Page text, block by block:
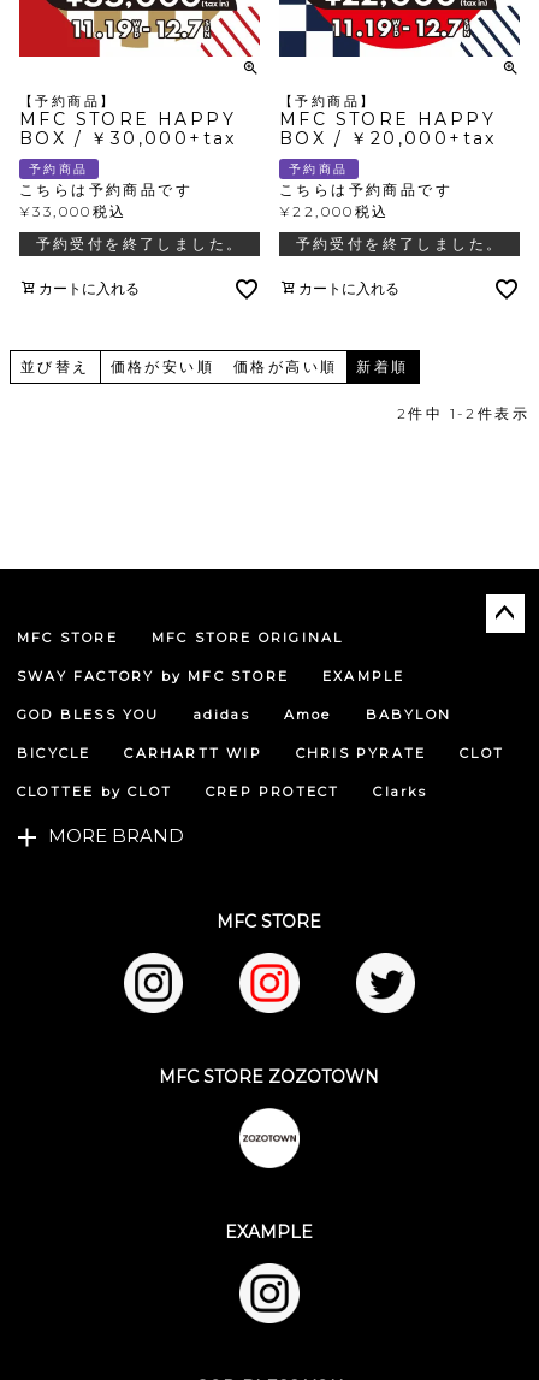
【予約商品】
MFC STORE HAPPY
BOX / ￥30,000+tax
予約商品
こちらは予約商品です
¥33,000 税込
予約受付を終了しました。
カートに入れる
【予約商品】
MFC STORE HAPPY
BOX / ￥20,000+tax
予約商品
こちらは予約商品です
¥22,000 税込
予約受付を終了しました。
カートに入れる
並び替え 価格が安い順 価格が高い順 新着順
2件中 1 -2 件表示
MFC STORE MFC STORE ORIGINAL
SWAY FACTORY by MFC STORE EXAMPLE
GOD BLESS YOU adidas Amoe BABYLON
BICYCLE CARHARTT WIP CHRIS PYRATE CLOT
CLOTTEE by CLOT CREP PROTECT Clarks
MORE BRAND
MFC STORE
MFC STORE ZOZOTOWN
EXAMPLE